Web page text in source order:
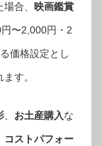
合、 映画鑑賞
〜2,000円・2
価格設定とし
す。
お土産購入な
コストパフォー